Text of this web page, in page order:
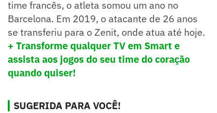
time francês, o atleta somou um ano no
Barcelona. Em 2019, o atacante de 26 anos
se transferiu para o Zenit, onde atua até hoje.
+ Transforme qualquer TV em Smart e
assista aos jogos do seu time do coração
quando quiser!
SUGERIDA PARA VOCÊ!